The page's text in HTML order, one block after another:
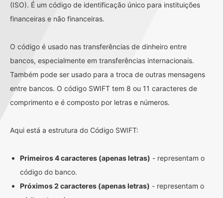
(ISO). É um código de identificação único para instituições
financeiras e não financeiras.
O código é usado nas transferências de dinheiro entre
bancos, especialmente em transferências internacionais.
Também pode ser usado para a troca de outras mensagens
entre bancos. O código SWIFT tem 8 ou 11 caracteres de
comprimento e é composto por letras e números.
Aqui está a estrutura do Código SWIFT:
Primeiros 4 caracteres (apenas letras) - representam o
código do banco.
Próximos 2 caracteres (apenas letras) - representam o